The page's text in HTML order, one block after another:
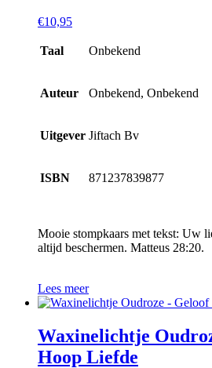
€10,95
Taal Onbekend
Auteur Onbekend, Onbekend
Uitgever Jiftach Bv
ISBN 871237839877
Mooie stompkaars met tekst: Uw
altijd beschermen. Matteus 28:20.
Lees meer
Waxinelichtje
Hoop Liefde